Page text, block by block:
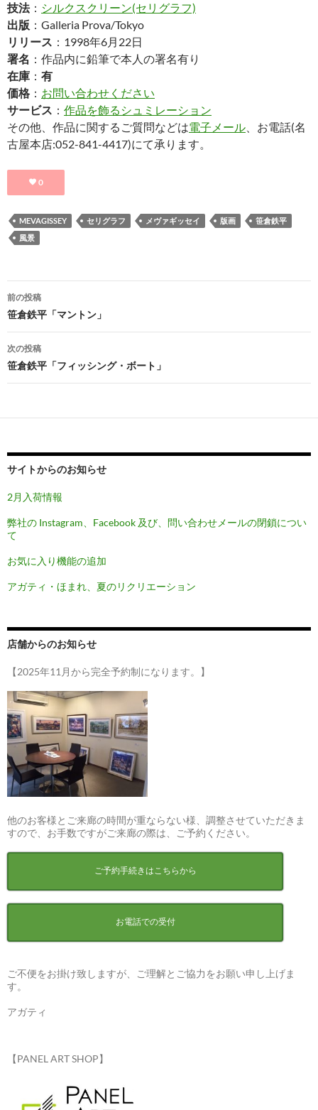
技法： シルクスクリーン(セリグラフ)
出版 ：Galleria Prova/Tokyo
リリース ：1998年6月22日
署名 ：作品内に鉛筆で本人の署名有り
在庫 ： 有
価格 ： お問い合わせください
サービス ： 作品を飾るシュミレーション
その他、作品に関するご質問などは電子メール 、お電話(名
古屋本店:052-841-4417)にて承ります。
0
MEVAGISSEY セリグラフ メヴァギッセイ 版画
笹倉鉄平
風景
投
稿
ナ
ビ
ゲ
ー
ョ
ン
前の投稿
笹倉鉄平「マントン」
次の投稿
笹倉鉄平「フィッシング・ボート」
サイトからのお知らせ
2月入荷情報
弊社の Instagram、Facebook 及び、問い合わせメールの閉鎖につい
て
お気に入り機能の追加
アガティ・ほまれ、夏のリクリエーション
店舗からのお知らせ
【2025年11月から完全予約制になります。】
他のお客様とご来廊の時間が重ならない様、調整させていただきま
すので、お手数ですがご来廊の際は、ご予約ください。
ご予約手続きはこちらから
お電話での受付
ご不便をお掛け致しますが、ご理解とご協力をお願い申し上げま
す。
アガティ
【PANEL ART SHOP】